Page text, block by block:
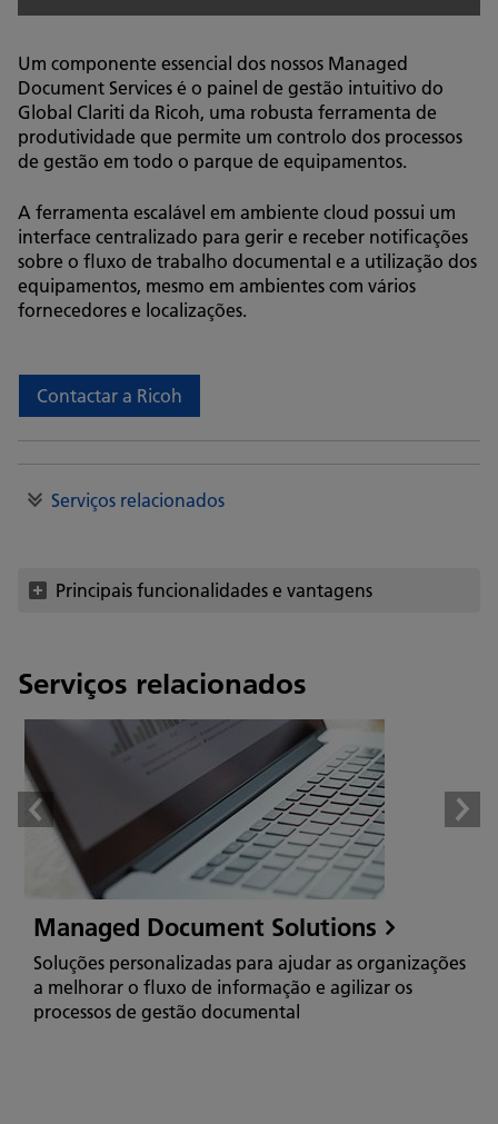
Um componente essencial dos nossos Managed
Document Services é o painel de gestão intuitivo do
Global Clariti da Ricoh, uma robusta ferramenta de
produtividade que permite um controlo dos processos
de gestão em todo o parque de equipamentos.
A ferramenta escalável em ambiente cloud possui um
interface centralizado para gerir e receber notificações
sobre o fluxo de trabalho documental e a utilização dos
equipamentos, mesmo em ambientes com vários
fornecedores e localizações.
Contactar a Ricoh
Serviços relacionados
Principais funcionalidades e vantagens
Serviços relacionados
Managed Document Solutions
Soluções personalizadas para ajudar as organizações
a melhorar o fluxo de informação e agilizar os
processos de gestão documental